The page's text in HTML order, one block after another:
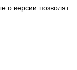
о версии позволят